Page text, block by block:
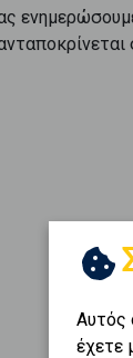
Αυτός
έχετε